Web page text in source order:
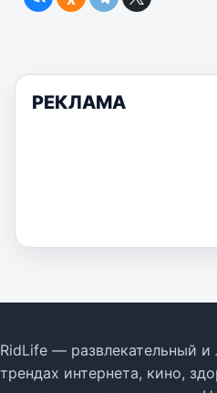
РЕКЛАМА
RidLife — развлекательный
трендах интернета, кино,